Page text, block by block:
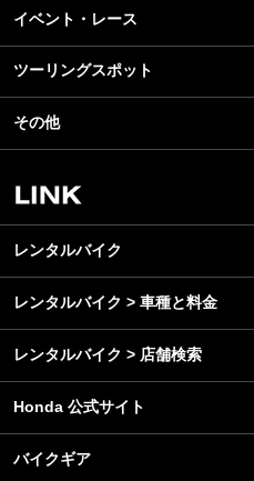
モデル情報
カスタマイズパーツ
テクノロジー
名車・旧車
ビジネス
アプリ
ライディングギア
ツーリング
アウトドア
レンタルバイク
イベント・レース
モータースポーツ
イベント
スクール・レッスン
ツーリングスポット
その他
レンタルバイク
レンタルバイク > 車種と料金
レンタルバイク > 店舗検索
Honda 公式サイト
バイクギア